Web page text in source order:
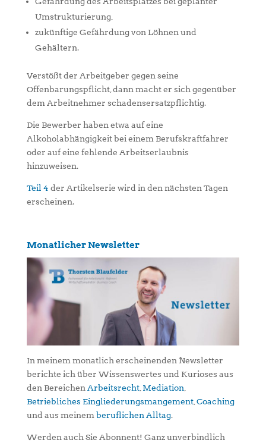
Umstrukturierung,
zukünftige Gefährdung von Löhnen und
Gehältern.
Verstößt der Arbeitgeber gegen seine
Offenbarungspflicht, dann macht er sich gegenüber
dem Arbeitnehmer schadensersatzpflichtig.
Die Bewerber haben etwa auf eine
Alkoholabhängigkeit bei einem Berufskraftfahrer
oder auf eine fehlende Arbeitserlaubnis
hinzuweisen.
Teil 4 der Artikelserie wird in den nächsten Tagen
erscheinen.
Monatlicher Newsletter
In meinem monatlich erscheinenden Newsletter
berichte ich über Wissenswertes und Kurioses aus
den BereichenArbeitsrecht,Mediation,
Betriebliches Eingliederungsmangement,Coaching
und aus meinemberuflichen Alltag.
Werden auch Sie Abonnent! Ganz unverbindlich